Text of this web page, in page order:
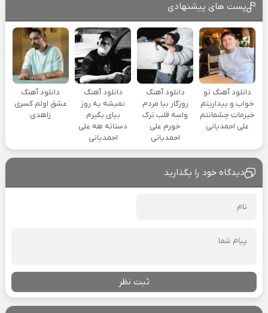
پست های پیشنهادی
دانلود آهنگ تو
خواب و بیداریتم
خیرمات چشمانتم
علی احمدیانی
دانلود آهنگ
روزگار بیا مردم
واسه قلب ترک
خورم علی
احمدیانی
دانلود آهنگ
نمیشه یه روز
بیای بگیرم
دستاته هه علی
احمدیانی
دانلود آهنگ
عشق اولم کسری
زاهدی
دیدگاه خود را بگذارید
ثبت نظر